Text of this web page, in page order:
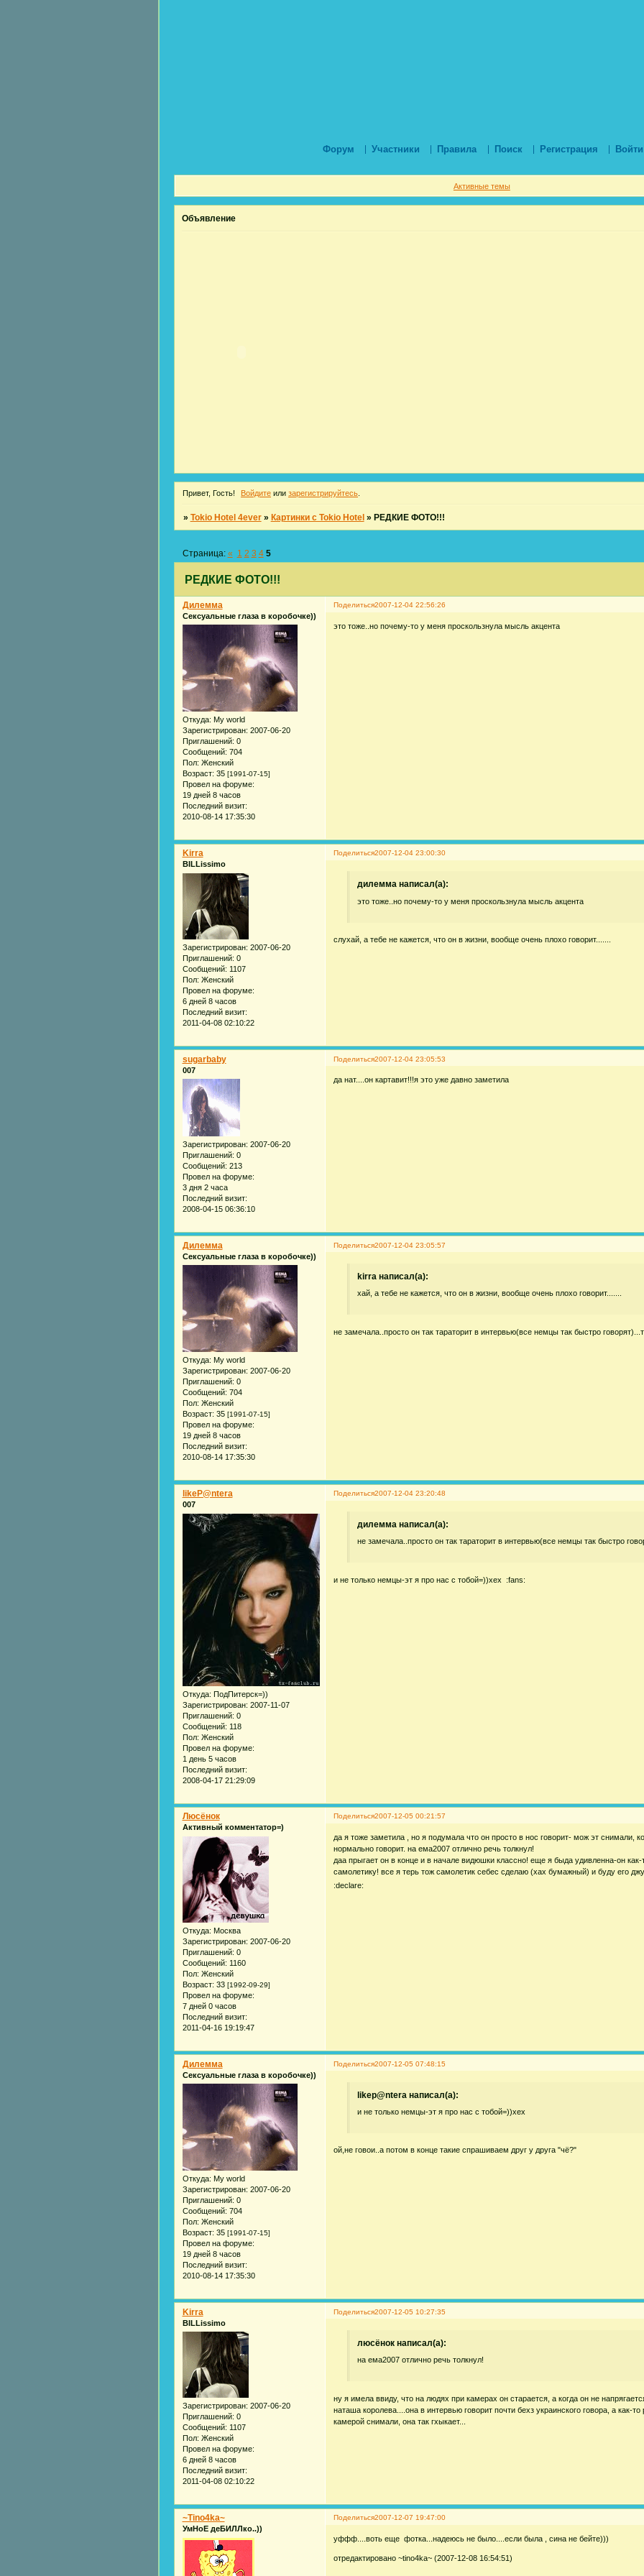
Форум Участники Правила Поиск Регистрация Войти
Активные темы
Объявление
Привет, Гость! Войдите или зарегистрируйтесь
» Tokio Hotel 4ever » Картинки с Tokio Hotel » РЕДКИЕ ФОТО!!!
РЕДКИЕ ФОТО!!!
Страница: « 1 2 3 4 5
Поделиться2007-12-04 22:56:26
Дилемма
Сексуальные глаза в коробочке))
Откуда: My world
Зарегистрирован: 2007-06-20
Приглашений: 0
Сообщений: 704
Пол: Женский
Возраст: 35 [1991-07-15]
Провел на форуме:
19 дней 8 часов
Последний визит:
2010-08-14 17:35:30
это тоже..но почему-то у меня проскользнула мысль акцента
Поделиться2007-12-04 23:00:30
Kirra
BILLissimo
Зарегистрирован: 2007-06-20
Приглашений: 0
Сообщений: 1107
Пол: Женский
Провел на форуме:
6 дней 8 часов
Последний визит:
2011-04-08 02:10:22
дилемма написал(а):
это тоже..но почему-то у меня проскользнула мысль акцента
слухай, а тебе не кажется, что он в жизни, вообще очень плохо говорит.......
Поделиться2007-12-04 23:05:53
sugarbaby
007
Зарегистрирован: 2007-06-20
Приглашений: 0
Сообщений: 213
Провел на форуме:
3 дня 2 часа
Последний визит:
2008-04-15 06:36:10
да нат....он картавит!!!я это уже давно заметила
Поделиться2007-12-04 23:05:57
Дилемма
Сексуальные глаза в коробочке))
Откуда: My world
Зарегистрирован: 2007-06-20
Приглашений: 0
Сообщений: 704
Пол: Женский
Возраст: 35 [1991-07-15]
Провел на форуме:
19 дней 8 часов
Последний визит:
2010-08-14 17:35:30
kirra написал(а):
хай, а тебе не кажется, что он в жизни, вообще очень плохо говорит.......
не замечала..просто он так тараторит в интервью(все немцы так быстро
Поделиться2007-12-04 23:20:48
likeP@ntera
007
Откуда: ПодПитерск=))
Зарегистрирован: 2007-11-07
Приглашений: 0
Сообщений: 118
Пол: Женский
Провел на форуме:
1 день 5 часов
Последний визит:
2008-04-17 21:29:09
дилемма написал(а):
не замечала..просто он так тараторит в интервью(все немцы так быстро
и не только немцы-эт я про нас с тобой=))хех :fans:
Поделиться2007-12-05 00:21:57
Люсёнок
Активный комментатор=)
Откуда: Москва
Зарегистрирован: 2007-06-20
Приглашений: 0
Сообщений: 1160
Пол: Женский
Возраст: 33 [1992-09-29]
Провел на форуме:
7 дней 0 часов
Последний визит:
2011-04-16 19:19:47
да я тоже заметила , но я подумала что он просто в нос говорит- мож эт снимали,
нормально говорит. на ема2007 отлично речь толкнул!
даа прыгает он в конце и в начале видюшки классно! еще я быда удивленна-он
самолетику! все я терь тож самолетик себес сделаю (хах бумажный) и буду его
:declare:
Поделиться2007-12-05 07:48:15
Дилемма
Сексуальные глаза в коробочке))
Откуда: My world
Зарегистрирован: 2007-06-20
Приглашений: 0
Сообщений: 704
Пол: Женский
Возраст: 35 [1991-07-15]
Провел на форуме:
19 дней 8 часов
Последний визит:
2010-08-14 17:35:30
likep@ntera написал(а):
и не только немцы-эт я про нас с тобой=))хех
ой,не говои..а потом в конце такие спрашиваем друг у друга "чё?"
Поделиться2007-12-05 10:27:35
Kirra
BILLissimo
Зарегистрирован: 2007-06-20
Приглашений: 0
Сообщений: 1107
Пол: Женский
Провел на форуме:
6 дней 8 часов
Последний визит:
2011-04-08 02:10:22
люсёнок написал(а):
на ема2007 отлично речь толкнул!
ну я имела ввиду, что на людях при камерах он старается, а когда он не
наташа королева....она в интервью говорит почти бехз украинского говора, а как-
камерой снимали, она так гхыкает...
Поделиться2007-12-07 19:47:00
~Tino4ka~
УмНоЕ деБИЛЛко..))
уффф....воть еще фотка...надеюсь не было....если была , сина не бейте)))
отредактировано ~tino4ka~ (2007-12-08 16:54:51)